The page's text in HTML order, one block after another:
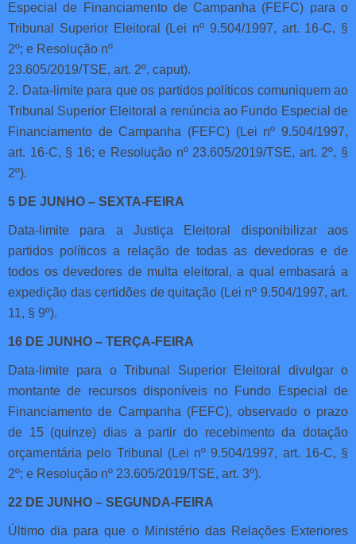
Especial de Financiamento de Campanha (FEFC) para o
Tribunal Superior Eleitoral (Lei nº 9.504/1997, art. 16-C, §
2º; e Resolução nº
23.605/2019/TSE, art. 2º, caput).
2. Data-limite para que os partidos políticos comuniquem ao
Tribunal Superior Eleitoral a renúncia ao Fundo Especial de
Financiamento de Campanha (FEFC) (Lei nº 9.504/1997,
art. 16-C, § 16; e Resolução nº 23.605/2019/TSE, art. 2º, §
2º).
5 DE JUNHO – SEXTA-FEIRA
Data-limite para a Justiça Eleitoral disponibilizar aos
partidos políticos a relação de todas as devedoras e de
todos os devedores de multa eleitoral, a qual embasará a
expedição das certidões de quitação (Lei nº 9.504/1997, art.
11, § 9º).
16 DE JUNHO – TERÇA-FEIRA
Data-limite para o Tribunal Superior Eleitoral divulgar o
montante de recursos disponíveis no Fundo Especial de
Financiamento de Campanha (FEFC), observado o prazo
de 15 (quinze) dias a partir do recebimento da dotação
orçamentária pelo Tribunal (Lei nº 9.504/1997, art. 16-C, §
2º; e Resolução nº 23.605/2019/TSE, art. 3º).
22 DE JUNHO – SEGUNDA-FEIRA
Último dia para que o Ministério das Relações Exteriores